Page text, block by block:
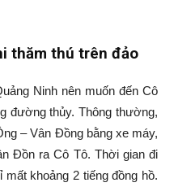
thăm thú trên đảo
Ninh nên muốn đến Cô
đường thủy. Thông thường,
– Vân Đồng bằng xe máy,
Đồn ra Cô Tô. Thời gian đi
khoảng 2 tiếng đồng hồ.